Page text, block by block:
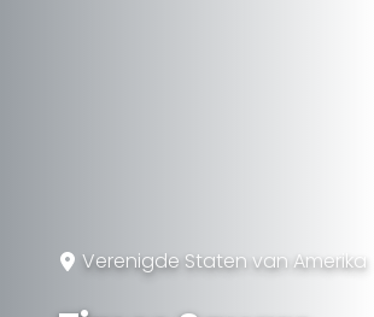
Verenigde Staten van Amerika